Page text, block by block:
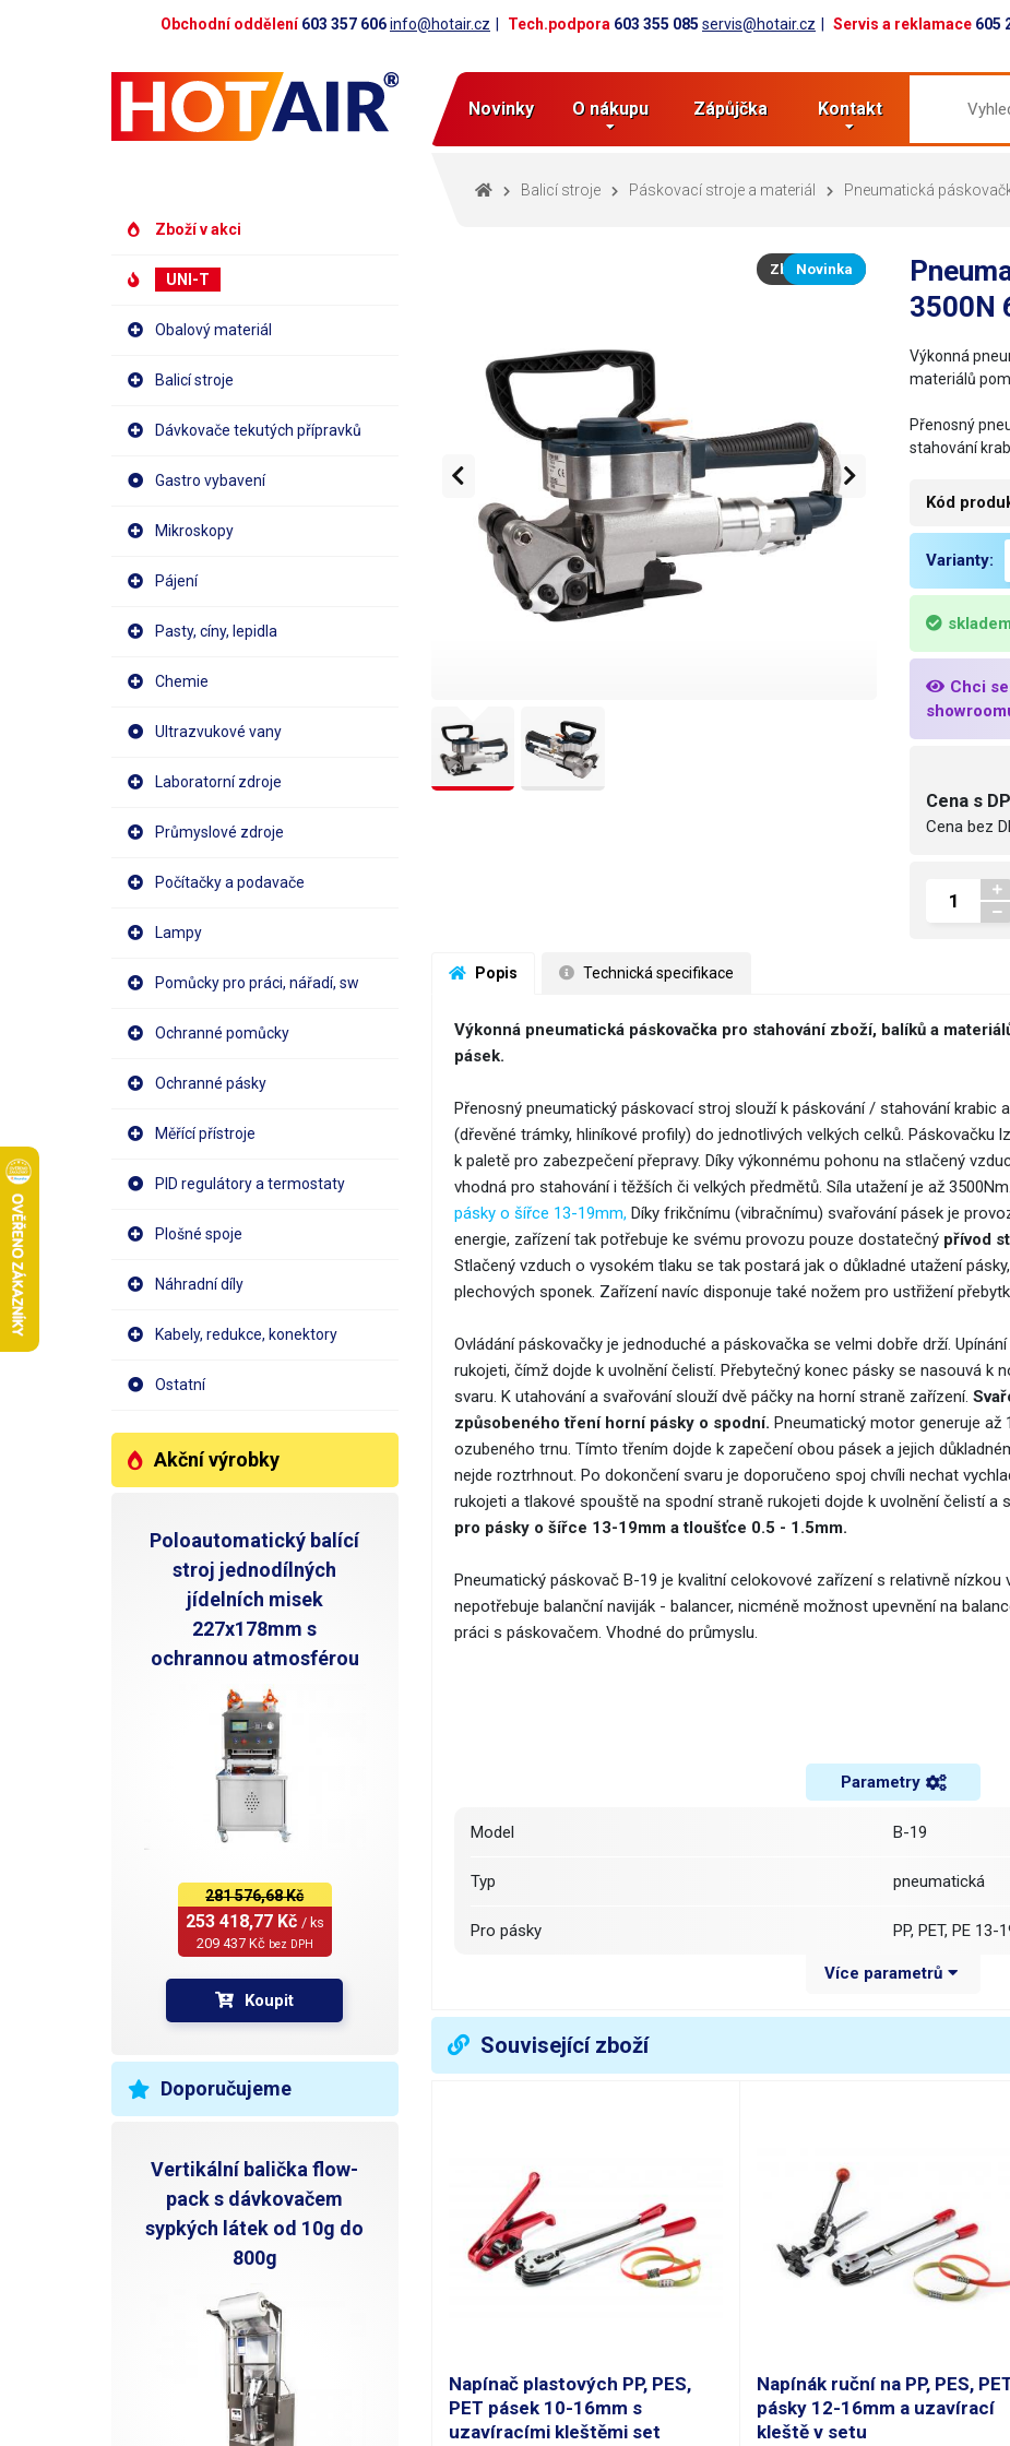
Obchodní oddělení603 357 606info@hotair.cz Tech.podpora 603 355 085 servis@hotair.cz Servis a reklamace 605
Novinky O nákupu Zápůjčka Kontakt
Zboží v akci
UNI-T
Obalový materiál
Balicí stroje
Dávkovače tekutých přípravků
Gastro vybavení
Mikroskopy
Pájení
Pasty, cíny, lepidla
Chemie
Ultrazvukové vany
Laboratorní zdroje
Průmyslové zdroje
Počítačky a podavače
Lampy
Pomůcky pro práci, nářadí, sw
Ochranné pomůcky
Ochranné pásky
Měřící přístroje
PID regulátory a termostaty
Plošné spoje
Náhradní díly
Kabely, redukce, konektory
Ostatní
Akční výrobky
Poloautomatický balící
stroj jednodílných
jídelních misek
227x178mm s
ochrannou atmosférou
281 576,68 Kč
253 418,77 Kč / ks
209 437 Kč bez DPH
Koupit
Doporučujeme
Vertikální balička flow-
pack s dávkovačem
sypkých látek od 10g do
800g
Balicí stroje Páskovací stroje a materiál Pneumatická
3500N
Zboží v akci
Novinka
Výkonná
materiálů
Přenosný
stahování
Kód
Varianty:
skladem
Chci
Cena s
Cena bez
Popis Technická specifikace
Výkonná pneumatická páskovačka pro stahování zboží, balíků a
pásek.
Přenosný pneumatický páskovací stroj slouží k páskování / stahování krabic
(dřevěné trámky, hliníkové profily) do jednotlivých velkých celků. Páskovačku
k paletě pro zabezpečení přepravy. Díky výkonnému pohonu na stlačený
vhodná pro stahování i těžších či velkých předmětů. Síla utažení je až
pásky o šířce 13-19mm,Díky frikčnímu (vibračnímu) svařování pásek je
energie, zařízení tak potřebuje ke svému provozu pouze dostatečný přívod
Stlačený vzduch o vysokém tlaku se tak postará jak o důkladné utažení
plechových sponek. Zařízení navíc disponuje také nožem pro ustřižení
Ovládání páskovačky je jednoduché a páskovačka se velmi dobře drží.
rukojeti, čímž dojde k uvolnění čelistí. Přebytečný konec pásky se nasouvá k
svaru. K utahování a svařování slouží dvě páčky na horní straně zařízení.
způsobeného tření horní pásky o spodní. Pneumatický motor generuje
ozubeného trnu. Tímto třením dojde k zapečení obou pásek a jejich
nejde roztrhnout. Po dokončení svaru je doporučeno spoj chvíli nechat
rukojeti a tlakové spouště na spodní straně rukojeti dojde k uvolnění čelistí a
pro pásky o šířce 13-19mm a tloušťce 0.5 - 1.5mm.
Pneumatický páskovač B-19 je kvalitní celokovové zařízení s relativně nízkou
nepotřebuje balanční naviják - balancer, nicméně možnost upevnění na
práci s páskovačem. Vhodné do průmyslu.
Parametry
Model B-19
Typ pneumatická
Pro pásky PP, PET, PE 13-
0,5-1,5mm
Spotřeba vzudchu 5l/min
Síla stahování
Vstup G 1/4" ES14NA
Doba svařování 2-5s
Hmotnost 3.8kg
Váha balení [kg]:
Více parametrů
Související zboží
Napínač plastových PP, PES,
PET pásek 10-16mm s
uzavíracími kleštěmi set
Napínák ruční na PP, PES,
pásky 12-16mm a uzavírací
kleště v setu